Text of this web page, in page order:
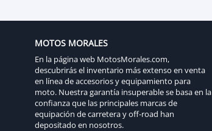
MOTOS MORALES
En la página web MotosMorales.com,
descubrirás el inventario más extenso en venta
en línea de accesorios y equipamiento para
moto. Nuestra garantía insuperable se basa en la
confianza que las principales marcas de
equipación de carretera y off-road han
depositado en nosotros.